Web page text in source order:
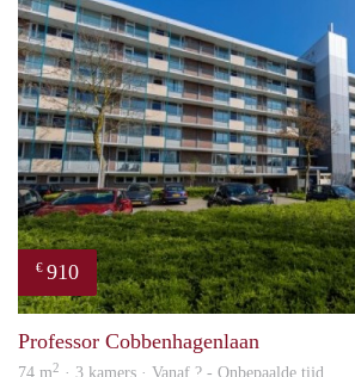
€ 910
Professor Cobbenhagenlaan
74 m2 · 3 kamers · Vanaf ? - Onbepaalde tijd